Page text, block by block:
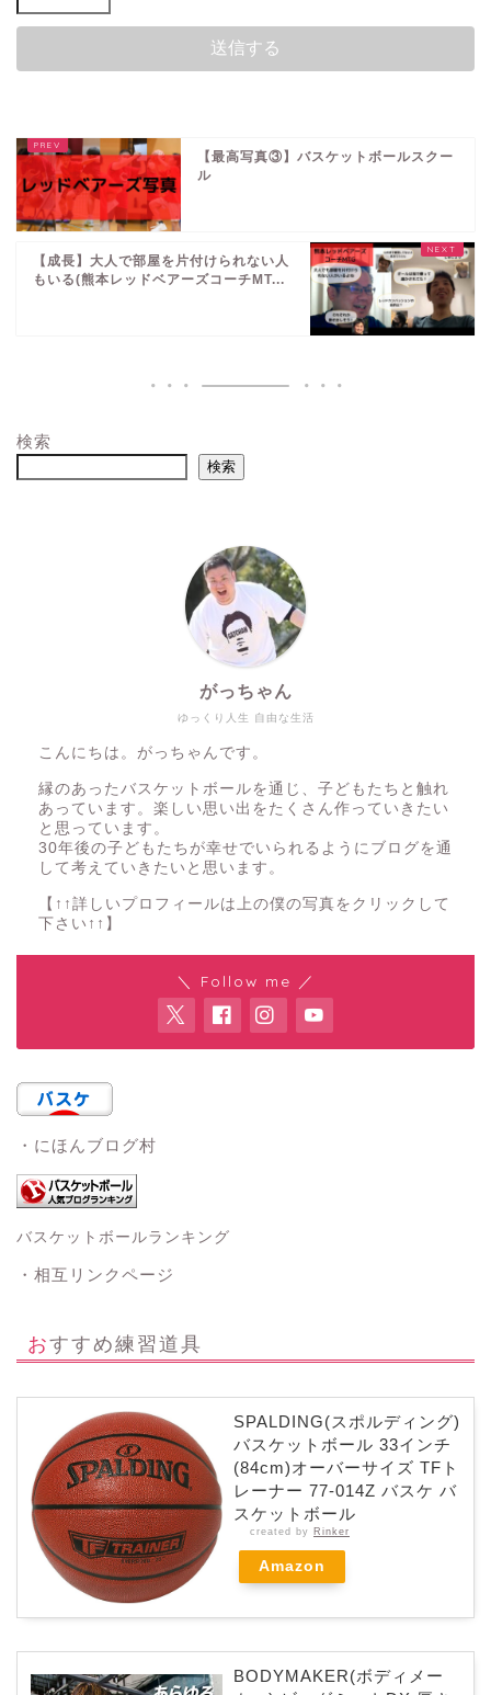
【最高写真③】バスケットボールスクー
ル
【成長】大人で部屋を片付けられない人
もいる(熊本レッドベアーズコーチMT...
検索
検索
ゆっくり人生 自由な生活
がっちゃん
こんにちは。がっちゃんです。
縁のあったバスケットボールを通じ、子どもたちと触れ
あっています。楽しい思い出をたくさん作っていきたい
と思っています。
30年後の子どもたちが幸せでいられるようにブログを通
して考えていきたいと思います。
【↑↑詳しいプロフィールは上の僕の写真をクリックして
下さい↑↑】
＼ Follow me ／
・にほんブログ村
バスケットボールランキング
・相互リンクページ
おすすめ練習道具
SPALDING(スポルディング)
バスケットボール 33インチ
(84cm)オーバーサイズ TFト
レーナー 77-014Z バスケ バ
スケットボール
created by Rinker
Amazon
BODYMAKER(ボディメー